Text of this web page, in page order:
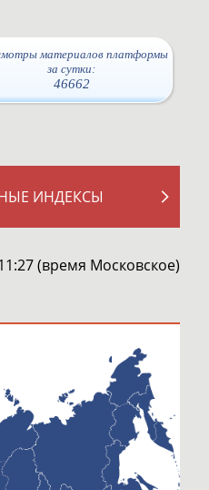
материалов платформы
за сутки:
46662
ИНДЕКСЫ
(время Московское)